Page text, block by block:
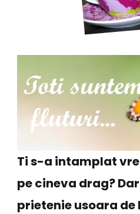
Ti s-a intamplat
pe cineva drag?
prietenie usoara de